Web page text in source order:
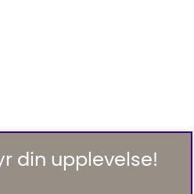
din upplevelse!